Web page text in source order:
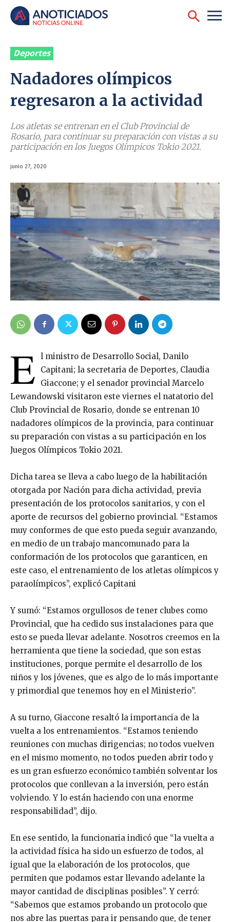
Deportes
Nadadores olímpicos
regresaron a la actividad
Los atletas se entrenan en el Club Provincial de
Rosario, para continuar su preparación con vistas a su
participación en los Juegos Olímpicos Tokio 2021.
junio 27, 2020
E l ministro de Desarrollo Social, Danilo
Capitani; la secretaria de Deportes, Claudia
Giaccone; y el senador provincial Marcelo
Lewandowski visitaron este viernes el natatorio del
Club Provincial de Rosario, donde se entrenan 10
nadadores olímpicos de la provincia, para continuar
su preparación con vistas a su participación en los
Juegos Olímpicos Tokio 2021.
Dicha tarea se lleva a cabo luego de la habilitación
otorgada por Nación para dicha actividad, previa
presentación de los protocolos sanitarios, y con el
aporte de recursos del gobierno provincial. “Estamos
muy conformes de que esto pueda seguir avanzando,
en medio de un trabajo mancomunado para la
conformación de los protocolos que garanticen, en
este caso, el entrenamiento de los atletas olímpicos y
paraolímpicos”, explicó Capitani
Y sumó: “Estamos orgullosos de tener clubes como
Provincial, que ha cedido sus instalaciones para que
esto se pueda llevar adelante. Nosotros creemos en la
herramienta que tiene la sociedad, que son estas
instituciones, porque permite el desarrollo de los
niños y los jóvenes, que es algo de lo más importante
y primordial que tenemos hoy en el Ministerio”.
A su turno, Giaccone resaltó la importancia de la
vuelta a los entrenamientos. “Estamos teniendo
reuniones con muchas dirigencias; no todos vuelven
en el mismo momento, no todos pueden abrir todo y
es un gran esfuerzo económico también solventar los
protocolos que conllevan a la inversión, pero están
volviendo. Y lo están haciendo con una enorme
responsabilidad”, dijo.
En ese sentido, la funcionaria indicó que “la vuelta a
la actividad física ha sido un esfuerzo de todos, al
igual que la elaboración de los protocolos, que
permiten que podamos estar llevando adelante la
mayor cantidad de disciplinas posibles”. Y cerró:
“Sabemos que estamos probando un protocolo que
nos abre las puertas para ir pensando que, de tener